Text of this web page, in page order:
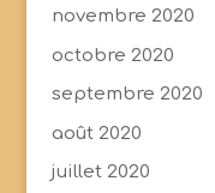
novembre 2020
octobre 2020
septembre 2020
août 2020
juillet 2020